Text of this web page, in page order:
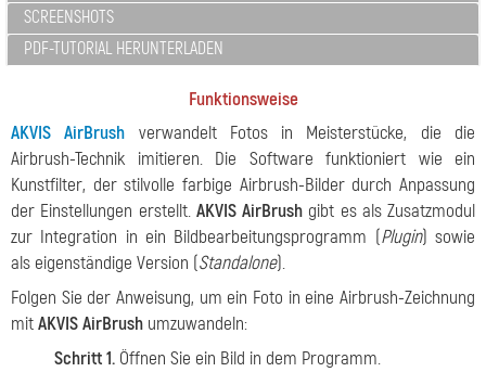
SCREENSHOTS
PDF-TUTORIAL HERUNTERLADEN
Funktionsweise
AKVIS AirBrush verwandelt Fotos in Meisterstücke, die die
Airbrush-Technik imitieren. Die Software funktioniert wie ein
Kunstfilter, der stilvolle farbige Airbrush-Bilder durch Anpassung
der Einstellungen erstellt. AKVIS AirBrush gibt es als Zusatzmodul
zur Integration in ein Bildbearbeitungsprogramm (Plugin) sowie
als eigenständige Version (Standalone).
Folgen Sie der Anweisung, um ein Foto in eine Airbrush-Zeichnung
mitAKVIS AirBrush umzuwandeln:
Schritt 1. Öffnen Sie ein Bild in dem Programm.